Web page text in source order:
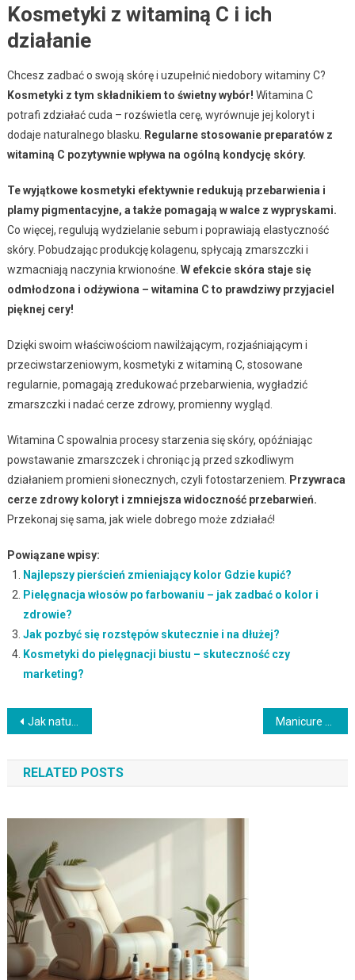
Kosmetyki z witaminą C i ich
działanie
Chcesz zadbać o swoją skórę i uzupełnić niedobory witaminy C?
Kosmetyki z tym składnikiem to świetny wybór! Witamina C
potrafi zdziałać cuda – rozświetla cerę, wyrównuje jej koloryt i
dodaje naturalnego blasku.
Regularne stosowanie preparatów z
witaminą C pozytywnie wpływa na ogólną kondycję skóry.
Te wyjątkowe kosmetyki efektywnie redukują przebarwienia i
plamy pigmentacyjne, a także pomagają w walce z wypryskami.
Co więcej, regulują wydzielanie sebum i poprawiają elastyczność
skóry. Pobudzając produkcję kolagenu, spłycają zmarszczki i
wzmacniają naczynia krwionośne. W efekcie skóra staje się
odmłodzona i odżywiona – witamina C to prawdziwy przyjaciel
pięknej cery!
Dzięki swoim właściwościom nawilżającym, rozjaśniającym i
przeciwstarzeniowym, kosmetyki z witaminą C, stosowane
regularnie, pomagają zredukować przebarwienia, wygładzić
zmarszczki i nadać cerze zdrowy, promienny wygląd.
Witamina C spowalnia procesy starzenia się skóry, opóźniając
powstawanie zmarszczek i chroniąc ją przed szkodliwym
działaniem promieni słonecznych, czyli fotostarzeniem.
Przywraca
cerze zdrowy koloryt i zmniejsza widoczność przebarwień.
Przekonaj się sama, jak wiele dobrego może zdziałać!
Powiązane wpisy:
Najlepszy pierścień zmieniający kolor Gdzie kupić?
Pielęgnacja włosów po farbowaniu – jak zadbać o kolor i
zdrowie?
Jak pozbyć się rozstępów skutecznie i na dłużej?
Kosmetyki do pielęgnacji biustu – skuteczność czy
marketing?
Nawigacja
wpisu
Jak naturalnie przyciemnić karnację? Sprawdzone metody i kosmetyki
RELATED POSTS